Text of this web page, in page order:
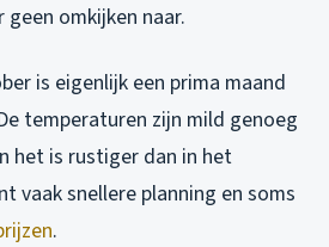
geen omkijken naar.
is eigenlijk een prima maand
temperaturen zijn mild genoeg
het is rustiger dan in het
vaak snellere planning en soms
.